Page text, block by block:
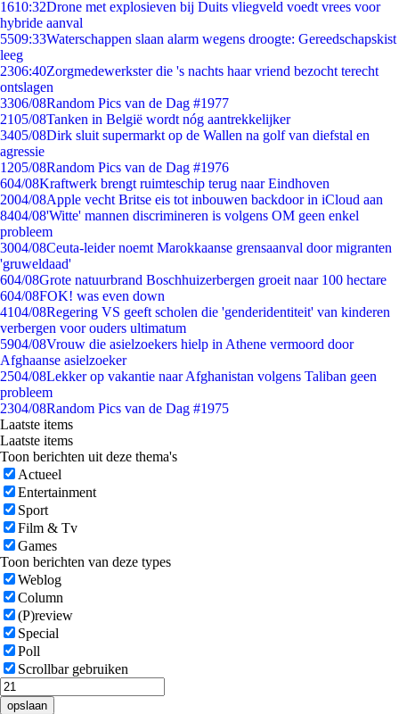
1610:32Drone met explosieven bij Duits vliegveld voedt vrees voor
hybride aanval
5509:33Waterschappen slaan alarm wegens droogte: Gereedschapskist
leeg
2306:40Zorgmedewerkster die 's nachts haar vriend bezocht terecht
ontslagen
3306/08Random Pics van de Dag #1977
2105/08Tanken in België wordt nóg aantrekkelijker
3405/08Dirk sluit supermarkt op de Wallen na golf van diefstal en
agressie
1205/08Random Pics van de Dag #1976
604/08Kraftwerk brengt ruimteschip terug naar Eindhoven
2004/08Apple vecht Britse eis tot inbouwen backdoor in iCloud aan
8404/08'Witte' mannen discrimineren is volgens OM geen enkel
probleem
3004/08Ceuta-leider noemt Marokkaanse grensaanval door migranten
'gruweldaad'
604/08Grote natuurbrand Boschhuizerbergen groeit naar 100 hectare
604/08FOK! was even down
4104/08Regering VS geeft scholen die 'genderidentiteit' van kinderen
verbergen voor ouders ultimatum
5904/08Vrouw die asielzoekers hielp in Athene vermoord door
Afghaanse asielzoeker
2504/08Lekker op vakantie naar Afghanistan volgens Taliban geen
probleem
2304/08Random Pics van de Dag #1975
Laatste items
Laatste items
Toon berichten uit deze thema's
Actueel
Entertainment
Sport
Film & Tv
Games
Toon berichten van deze types
Weblog
Column
(P)review
Special
Poll
Scrollbar gebruiken
opslaan